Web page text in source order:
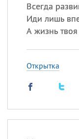
Всегда
Иди лишь
А жизнь
Открытка